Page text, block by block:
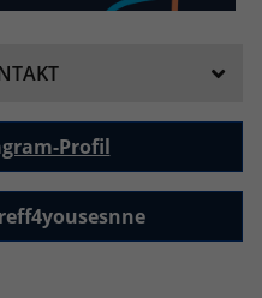
Profil